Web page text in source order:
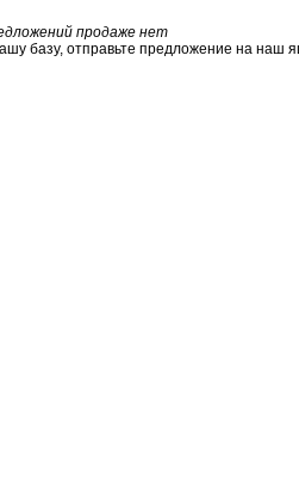
продаже нет
базу, отправьте предложение на наш